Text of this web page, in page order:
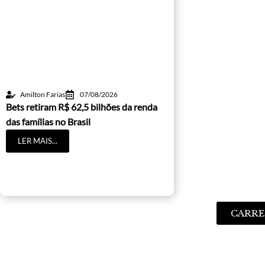
Amilton Farias 07/08/2026
Bets retiram R$ 62,5 bilhões da renda
das famílias no Brasil
LER MAIS...